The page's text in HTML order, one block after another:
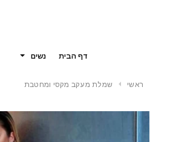
דף הבית נשים
ראשי שמלת מעקב מקסי ומחטבת